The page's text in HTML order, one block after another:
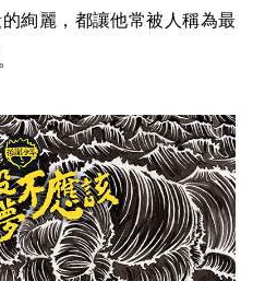
絢麗，都讓他常被人稱為最